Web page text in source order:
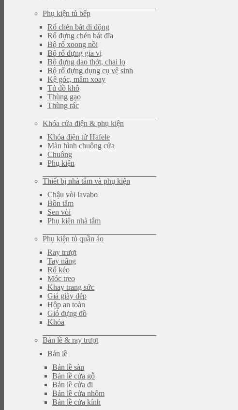
Phụ kiện tủ bếp
Rổ chén bát di động
Rổ đựng chén bát đĩa
Bộ rổ xoong nồi
Bộ rổ đựng gia vị
Bộ đựng dao thớt, chai lọ
Bộ rổ đựng dụng cụ vệ sinh
Kệ góc, mâm xoay
Tủ đồ khô
Thùng gạo
Thùng rác
Khóa cửa điện & phụ kiện
Khóa điện tử Hafele
Màn hình chuông cửa
Chuông
Phụ kiện
Thiết bị nhà tắm và phụ kiện
Chậu vòi lavabo
Bồn tắm
Sen vòi
Phụ kiện nhà tắm
Phụ kiện tủ quần áo
Ray trượt
Tay nâng
Rổ kéo
Móc treo
Khay trang sức
Giá giày dép
Hộp an toàn
Giỏ đựng đồ
Khóa
Bản lề & ray trượt
Bản lề
Bản lề sàn
Bản lề cửa gỗ
Bản lề cửa đi
Bản lề cửa nhôm
Bản lề cửa kính